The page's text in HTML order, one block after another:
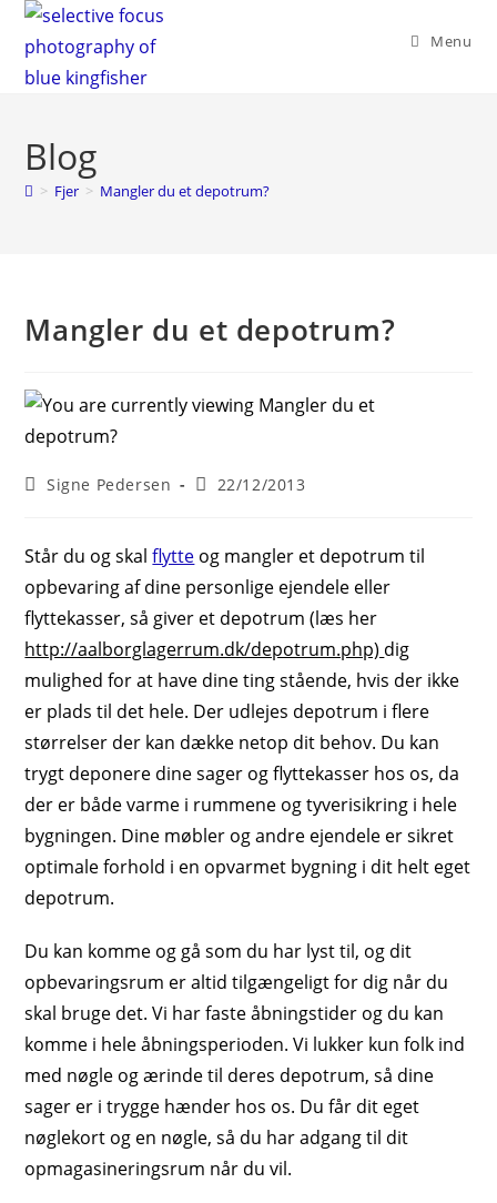
Skip
content
Menu
Blog
> Fjer > Mangler du et depotrum?
Mangler du et depotrum?
PostSigne Pedersen
Post22/12/2013
Står du og skalflytte og mangler et depotrum til
opbevaring af dine personlige ejendele eller
flyttekasser, så giver et depotrum (læs her
http://aalborglagerrum.dk/depotrum.php) dig
mulighed for at have dine ting stående, hvis der ikke
er plads til det hele. Der udlejes depotrum i flere
størrelser der kan dække netop dit behov. Du kan
trygt deponere dine sager og flyttekasser hos os, da
der er både varme i rummene og tyverisikring i hele
bygningen. Dine møbler og andre ejendele er sikret
optimale forhold i en opvarmet bygning i dit helt eget
depotrum.
Du kan komme og gå som du har lyst til, og dit
opbevaringsrum er altid tilgængeligt for dig når du
skal bruge det. Vi har faste åbningstider og du kan
komme i hele åbningsperioden. Vi lukker kun folk ind
med nøgle og ærinde til deres depotrum, så dine
sager er i trygge hænder hos os. Du får dit eget
nøglekort og en nøgle, så du har adgang til dit
opmagasineringsrum når du vil.